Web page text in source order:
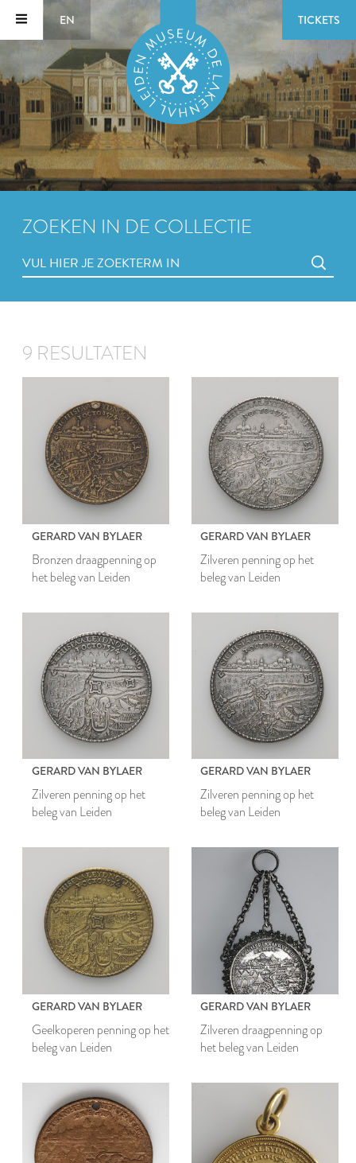
EN TICKETS
ZOEKEN IN DE COLLECTIE
9 RESULTATEN
GERARD VAN BYLAER
Bronzen draagpenning op
het beleg van Leiden
GERARD VAN BYLAER
Zilveren penning op het
beleg van Leiden
GERARD VAN BYLAER
Zilveren penning op het
beleg van Leiden
GERARD VAN BYLAER
Zilveren penning op het
beleg van Leiden
GERARD VAN BYLAER
Geelkoperen penning op het
beleg van Leiden
GERARD VAN BYLAER
Zilveren draagpenning op
het beleg van Leiden